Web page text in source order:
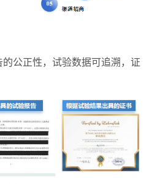
公正性，试验数据可追溯，证